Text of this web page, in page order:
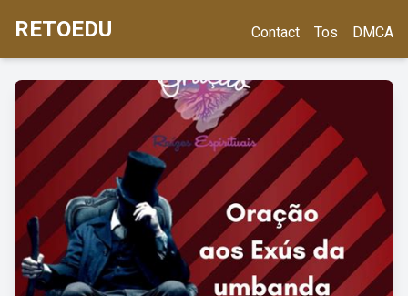
RETOEDU Contact Tos DMCA